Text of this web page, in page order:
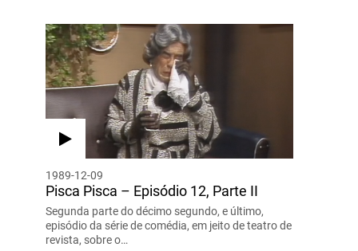
1989-12-09
Pisca Pisca – Episódio 12, Parte II
Segunda parte do décimo segundo, e último,
episódio da série de comédia, em jeito de teatro de
revista, sobre o…